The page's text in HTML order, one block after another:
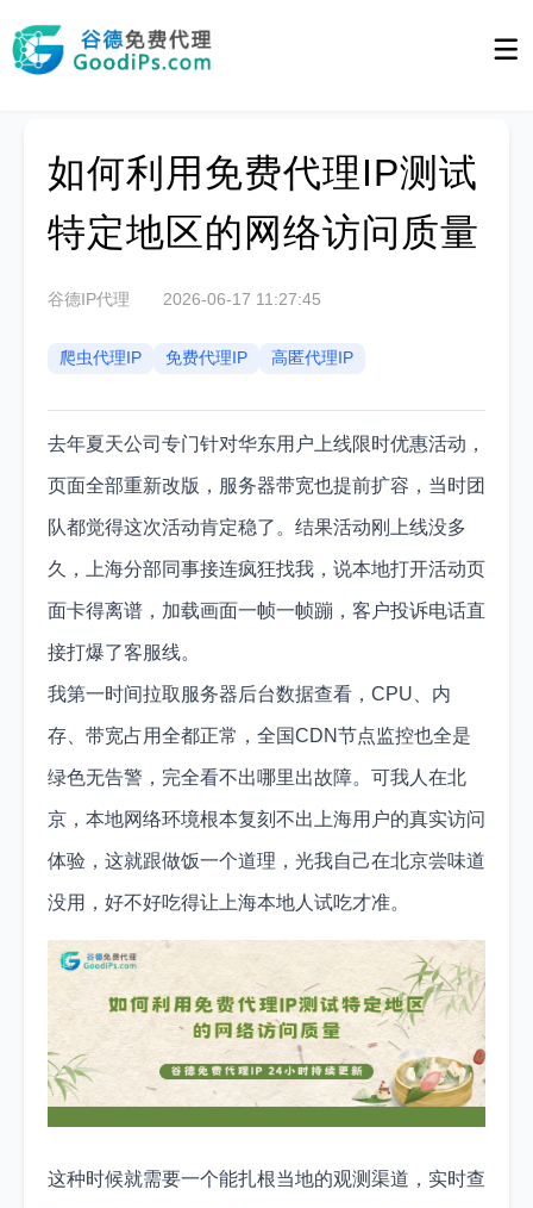
如何利用免费代理IP测试
特定地区的网络访问质量
谷德IP代理 2026-06-17 11:27:45
爬虫代理IP 免费代理IP 高匿代理IP
去年夏天公司专门针对华东用户上线限时优惠活动，
页面全部重新改版，服务器带宽也提前扩容，当时团
队都觉得这次活动肯定稳了。结果活动刚上线没多
久，上海分部同事接连疯狂找我，说本地打开活动页
面卡得离谱，加载画面一帧一帧蹦，客户投诉电话直
接打爆了客服线。
我第一时间拉取服务器后台数据查看，CPU、内
存、带宽占用全都正常，全国CDN节点监控也全是
绿色无告警，完全看不出哪里出故障。可我人在北
京，本地网络环境根本复刻不出上海用户的真实访问
体验，这就跟做饭一个道理，光我自己在北京尝味道
没用，好不好吃得让上海本地人试吃才准。
这种时候就需要一个能扎根当地的观测渠道，实时查